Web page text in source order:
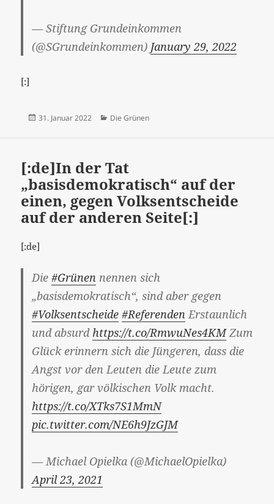
— Stiftung Grundeinkommen
(@SGrundeinkommen) January 29, 2022
[:]
Veröffentlicht
31. Januar 2022 Kategorien
Die Grünen
[:de]In der Tat
„basisdemokratisch“ auf der
einen, gegen Volksentscheide
auf der anderen Seite[:]
[:de]
Die#Grünen nennen sich
„basisdemokratisch“, sind aber gegen
#Volksentscheide #ReferendenErstaunlich
und absurd https://t.co/RmwuNes4KMZum
Glück erinnern sich die Jüngeren, dass die
Angst vor den Leuten die Leute zum
hörigen, gar völkischen Volk macht.
https://t.co/XTks7S1MmN
pic.twitter.com/NE6h9JzGJM
— Michael Opielka (@MichaelOpielka)
April 23, 2021